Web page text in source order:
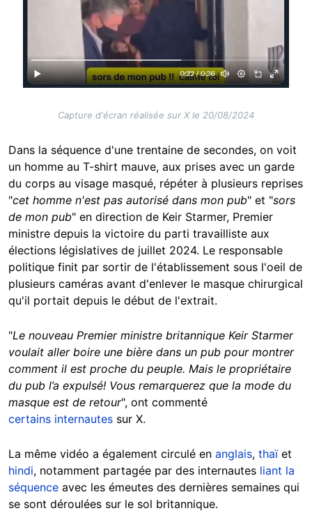
Capture d'écran réalisée sur X le 20/08/2024
Dans la séquence d'une trentaine de secondes, on voit
un homme au T-shirt mauve, aux prises avec un garde
du corps au visage masqué, répéter à plusieurs reprises
"cet homme n'est pas autorisé dans mon pub" et "sors
de mon pub" en direction de Keir Starmer, Premier
ministre depuis la victoire du parti travailliste aux
élections législatives de juillet 2024. Le responsable
politique finit par sortir de l'établissement sous l'oeil de
plusieurs caméras avant d'enlever le masque chirurgical
qu'il portait depuis le début de l'extrait.
"Le nouveau Premier ministre britannique Keir Starmer
voulait aller boire une bière dans un pub pour montrer
comment il est proche du peuple. Mais le propriétaire
du pub l’a expulsé! Vous remarquerez que la mode du
masque est de retour", ont commenté
certains internautes sur X.
La même vidéo a également circulé en anglais, thaïet
hindi, notamment partagée par des internautes liant la
séquence avec les émeutes des dernières semaines qui
se sont déroulées sur le sol britannique.